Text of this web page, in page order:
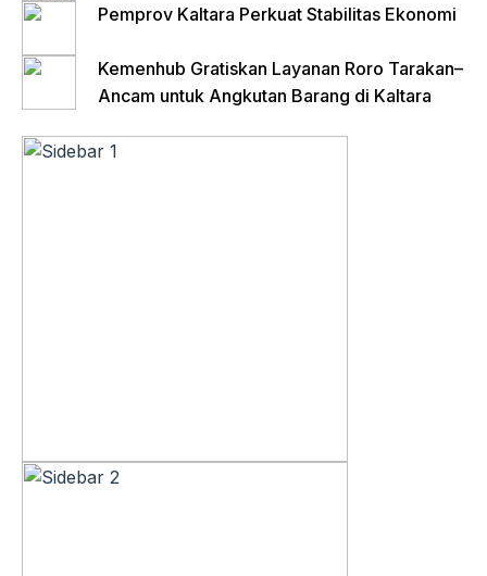
Pemprov Kaltara Perkuat Stabilitas Ekonomi
Kemenhub Gratiskan Layanan Roro Tarakan–
Ancam untuk Angkutan Barang di Kaltara